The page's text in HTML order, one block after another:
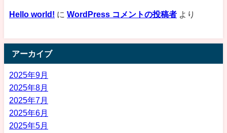
Hello world! に WordPress コメントの投稿者 より
アーカイブ
2025年9月
2025年8月
2025年7月
2025年6月
2025年5月